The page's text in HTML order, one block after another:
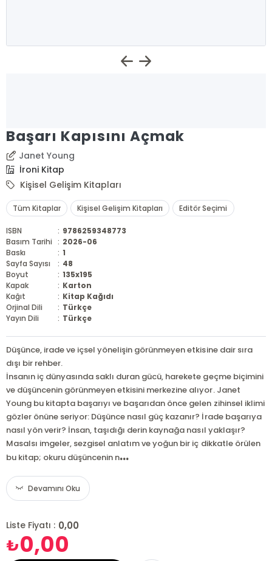
Başarı Kapısını Açmak
Janet Young
İroni Kitap
Kişisel Gelişim Kitapları
Tüm Kitaplar Kişisel Gelişim Kitapları Editör Seçimi
ISBN : 9786259348773
Basım Tarihi : 2026-06
Baskı
: 1
Sayfa Sayısı
: 48
Boyut
: 135x195
Kapak
: Karton
Kağıt
: Kitap Kağıdı
Orjinal Dili
: Türkçe
Yayın Dili
: Türkçe
Düşünce, irade ve içsel yönelişin görünmeyen etkisine dair sıra
dışı bir rehber.
İnsanın iç dünyasında saklı duran gücü, harekete geçme biçimini
ve düşüncenin görünmeyen etkisini merkezine alıyor. Janet
Young bu kitapta başarıyı ve başarıdan önce gelen zihinsel iklimi
gözler önüne seriyor: Düşünce nasıl güç kazanır? İrade başarıya
nasıl yön verir? İnsan, taşıdığı derin kaynağa nasıl yaklaşır?
Masalsı imgeler, sezgisel anlatım ve yoğun bir iç dikkatle örülen
bu kitap; okuru düşüncenin n...
Devamını Oku
Liste Fiyatı : 0,00
₺0,00